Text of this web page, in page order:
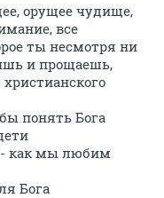
орущее чудище,
все
ты несмотря ни
и прощаешь,
понять Бога
- как мы любим
Бога